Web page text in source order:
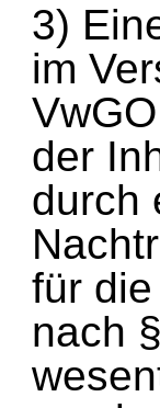
3)
im
der
durch
für
nach